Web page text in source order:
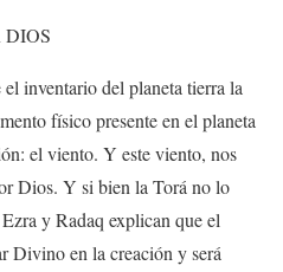
inventario del planeta tierra la
físico presente en el planeta
el viento. Y este viento, nos
Dios. Y si bien la Torá no lo
y Radaq explican que el
Divino en la creación y será